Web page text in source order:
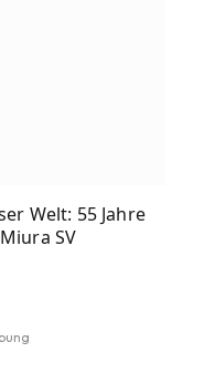
Welt: 55 Jahre
SV